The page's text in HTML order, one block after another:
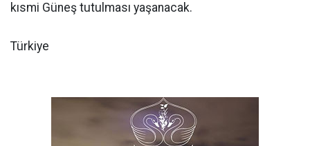
kısmi Güneş tutulması yaşanacak.
Türkiye